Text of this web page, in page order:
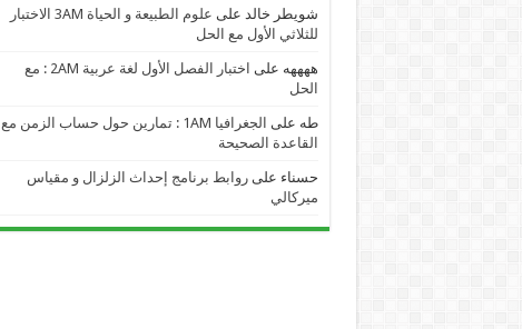
شويطر خالد على
علوم الطبيعة و الحياة 3AM الاختبار
للثلاثي الأول مع الحل
ههههه على
اختبار الفصل الأول لغة عربية 2AM : مع
الحل
طه على
الجغرافيا 1AM : تمارين حول حساب الزمن مع
القاعدة الصحيحة
حسناء علىروابط برنامج إحداث الزلزال و مقياس
ميركالي